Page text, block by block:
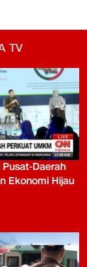
TV
Daerah
Ekonomi Hijau